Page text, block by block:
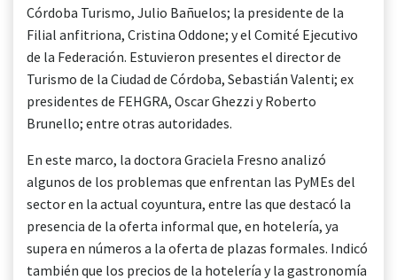
Córdoba Turismo, Julio Bañuelos; la presidente de la
Filial anfitriona, Cristina Oddone; y el Comité Ejecutivo
de la Federación. Estuvieron presentes el director de
Turismo de la Ciudad de Córdoba, Sebastián Valenti; ex
presidentes de FEHGRA, Oscar Ghezzi y Roberto
Brunello; entre otras autoridades.
En este marco, la doctora Graciela Fresno analizó
algunos de los problemas que enfrentan las PyMEs del
sector en la actual coyuntura, entre las que destacó la
presencia de la oferta informal que, en hotelería, ya
supera en números a la oferta de plazas formales. Indicó
también que los precios de la hotelería y la gastronomía